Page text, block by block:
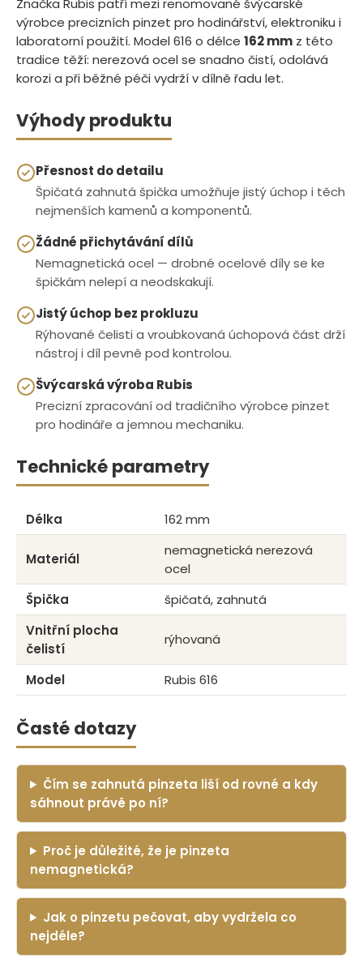
Značka Rubis patří mezi renomované švýcarské
výrobce precizních pinzet pro hodinářství, elektroniku i
laboratorní použití. Model 616 o délce 162 mm z této
tradice těží: nerezová ocel se snadno čistí, odolává
korozi a při běžné péči vydrží v dílně řadu let.
Výhody produktu
Přesnost do detailu
Špičatá zahnutá špička umožňuje jistý úchop i těch
nejmenších kamenů a komponentů.
Žádné přichytávání dílů
Nemagnetická ocel — drobné ocelové díly se ke
špičkám nelepí a neodskakují.
Jistý úchop bez prokluzu
Rýhované čelisti a vroubkovaná úchopová část drží
nástroj i díl pevně pod kontrolou.
Švýcarská výroba Rubis
Precizní zpracování od tradičního výrobce pinzet
pro hodináře a jemnou mechaniku.
Technické parametry
Délka 162 mm
Materiál
nemagnetická nerezová
ocel
Špička
špičatá, zahnutá
Vnitřní plocha
čelistí
rýhovaná
Model Rubis 616
Časté dotazy
Čím se zahnutá pinzeta liší od rovné a kdy
sáhnout právě po ní?
Proč je důležité, že je pinzeta
nemagnetická?
Jak o pinzetu pečovat, aby vydržela co
nejdéle?